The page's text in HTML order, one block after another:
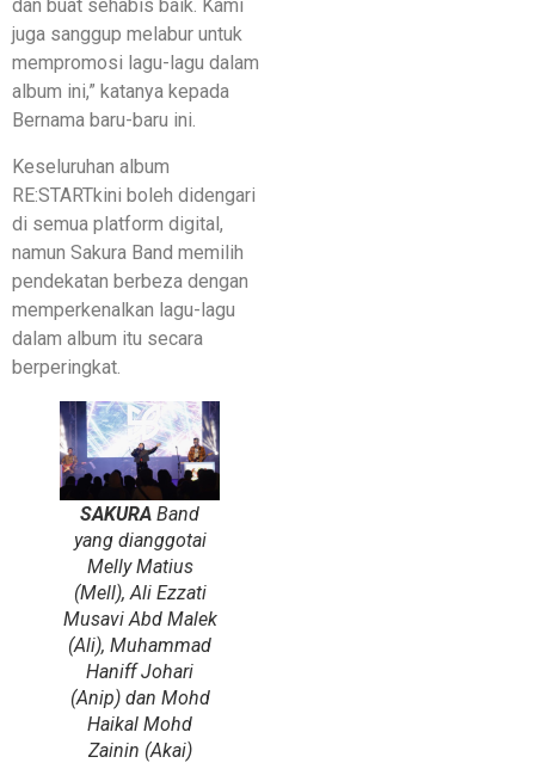
dan buat sehabis baik. Kami
juga sanggup melabur untuk
mempromosi lagu-lagu dalam
album ini,” katanya kepada
Bernama baru-baru ini.
Keseluruhan album
RE:STARTkini boleh didengari
di semua platform digital,
namun Sakura Band memilih
pendekatan berbeza dengan
memperkenalkan lagu-lagu
dalam album itu secara
berperingkat.
SAKURA Band
yang dianggotai
Melly Matius
(Mell), Ali Ezzati
Musavi Abd Malek
(Ali), Muhammad
Haniff Johari
(Anip) dan Mohd
Haikal Mohd
Zainin (Akai)